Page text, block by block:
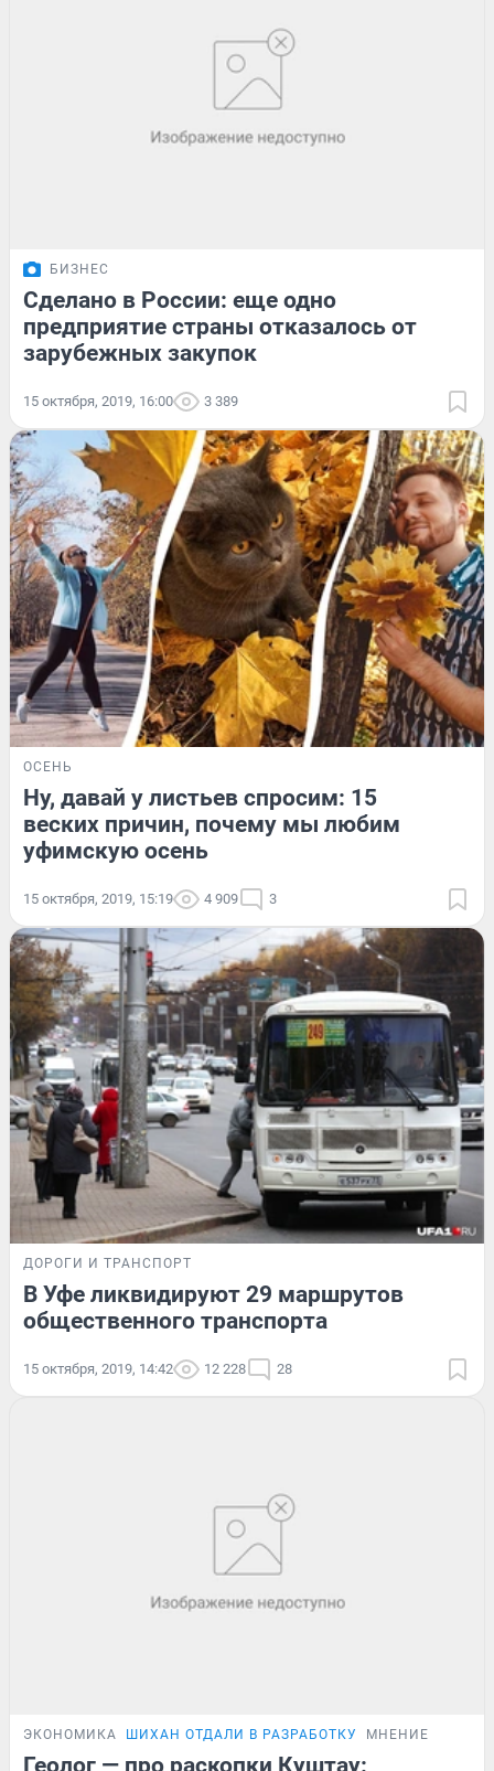
БИЗНЕС
Сделано в России: еще одно
предприятие страны отказалось от
зарубежных закупок
15 октября, 2019, 16:00 3 389
ОСЕНЬ
Ну, давай у листьев спросим: 15
веских причин, почему мы любим
уфимскую осень
15 октября, 2019, 15:19 4 909 3
ДОРОГИ И ТРАНСПОРТ
В Уфе ликвидируют 29 маршрутов
общественного транспорта
15 октября, 2019, 14:42 12 228 28
ЭКОНОМИКА ШИХАН ОТДАЛИ В РАЗРАБОТКУ МНЕНИЕ
Геолог — про раскопки Куштау: